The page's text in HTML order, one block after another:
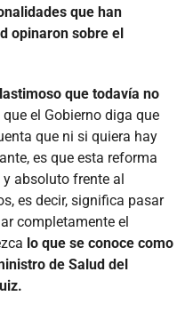
que han
opinaron sobre el
que todavía no
que el Gobierno diga que
que ni si quiera hay
es que esta reforma
absoluto frente al
es decir, significa pasar
completamente el
lo que se conoce como
de Salud del